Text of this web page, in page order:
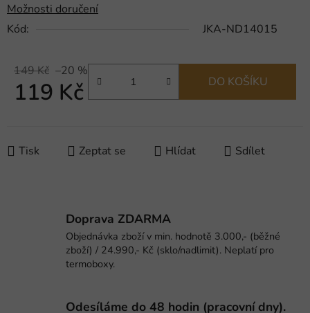
Možnosti doručení
Kód:
JKA-ND14015
149 Kč –20 %
119 Kč DO KOŠÍKU
Tisk Zeptat se Hlídat Sdílet
Doprava ZDARMA
Objednávka zboží v min. hodnotě 3.000,- (běžné
zboží) / 24.990,- Kč (sklo/nadlimit). Neplatí pro
termoboxy.
Odesíláme do 48 hodin (pracovní dny).